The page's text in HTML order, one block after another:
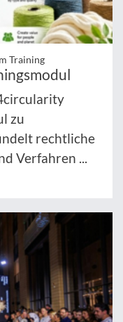
Training
zu
rechtliche
Verfahren ...